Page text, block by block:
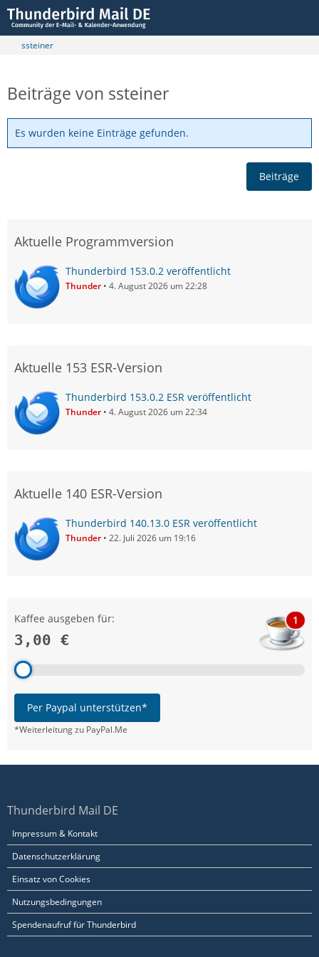
ssteiner
Beiträge von ssteiner
Es wurden keine Einträge gefunden.
Beiträge
Aktuelle Programmversion
Thunderbird 153.0.2 veröffentlicht
Thunder 4. August 2026 um 22:28
Aktuelle 153 ESR-Version
Thunderbird 153.0.2 ESR veröffentlicht
Thunder 4. August 2026 um 22:34
Aktuelle 140 ESR-Version
Thunderbird 140.13.0 ESR veröffentlicht
Thunder 22. Juli 2026 um 19:16
Kaffee ausgeben für:
3,00 €
1
Per Paypal unterstützen*
*Weiterleitung zu PayPal.Me
Thunderbird Mail DE
Impressum & Kontakt
Datenschutzerklärung
Einsatz von Cookies
Nutzungsbedingungen
Spendenaufruf für Thunderbird